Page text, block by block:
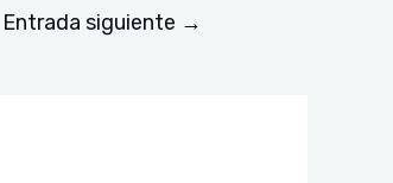
Entrada siguiente →